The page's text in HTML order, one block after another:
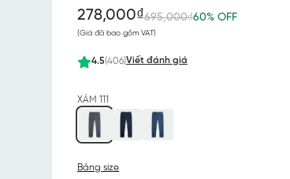
278,000₫695,000₫60% OFF
(Giá đã bao gồm VAT)
4.5(406)Viết đánh giá
XÁM 111
Bảng size